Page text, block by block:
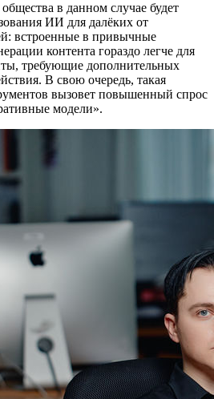
в данном случае будет
ИИ для далёких от
встроенные в привычные
контента гораздо легче для
требующие дополнительных
В свою очередь, такая
вызовет повышенный спрос
модели».